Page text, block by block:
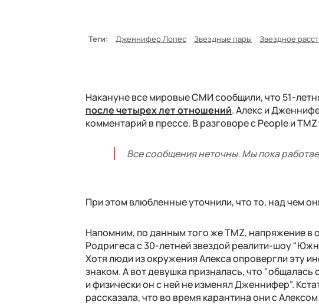
Теги:
Дженнифер Лопес Звездные пары Звездное
Накануне все мировые СМИ сообщили, что 51-
после четырех лет отношений. Алекс и
комментарий в прессе. В разговоре с People и
Все сообщения неточны. Мы пока
При этом влюбленные уточнили, что то, над чем
Напомним, по данным того же TMZ, напряжение в
Родригеса с 30-летней звездой реалити-шоу
Хотя люди из окружения Алекса опровергли эту
знаком. А вот девушка призналась, что
и физически он с ней не изменял Дженнифер".
рассказала, что во время карантина они с